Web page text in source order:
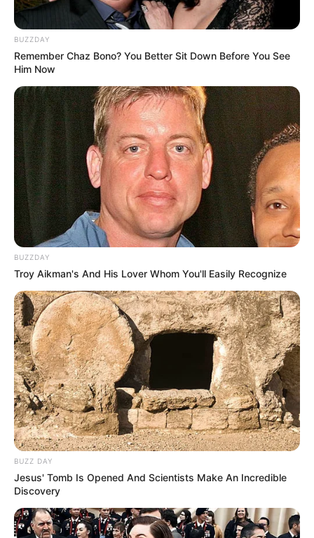
BUZZDAY
Remember Chaz Bono? You Better Sit Down Before You See
Him Now
BUZZDAY
Troy Aikman's And His Lover Whom You'll Easily Recognize
BUZZ DAY
Jesus' Tomb Is Opened And Scientists Make An Incredible
Discovery